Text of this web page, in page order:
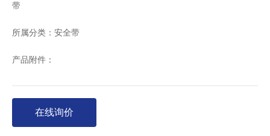
带
所属分类： 安全带
产品附件：
在线询价